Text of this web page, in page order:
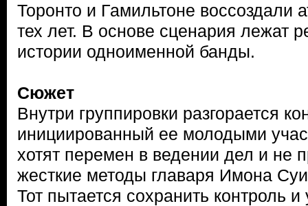
Торонто и Гамильтоне
тех лет. В основе сценария лежат
истории одноименной банды.
Сюжет
Внутри группировки разгорается
инициированный ее молодыми
хотят перемен в ведении дел и не
жесткие методы главаря Имона
Тот пытается сохранить контроль